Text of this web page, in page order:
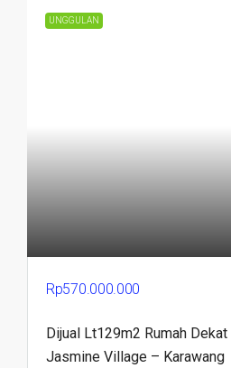
UNGGULAN
Rp570.000.000
Dijual Lt129m2 Rumah
Jasmine Village – Karawang